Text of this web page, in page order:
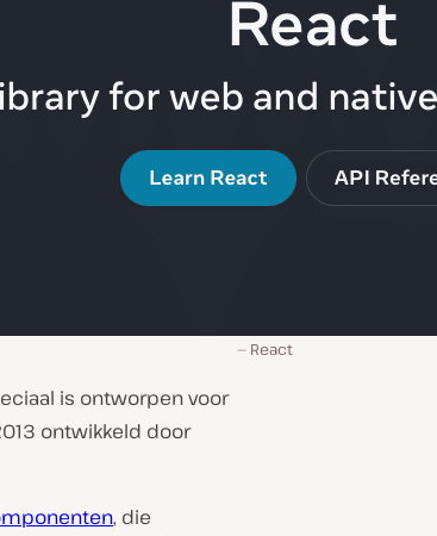
React
is ontworpen voor
ontwikkeld door
, die